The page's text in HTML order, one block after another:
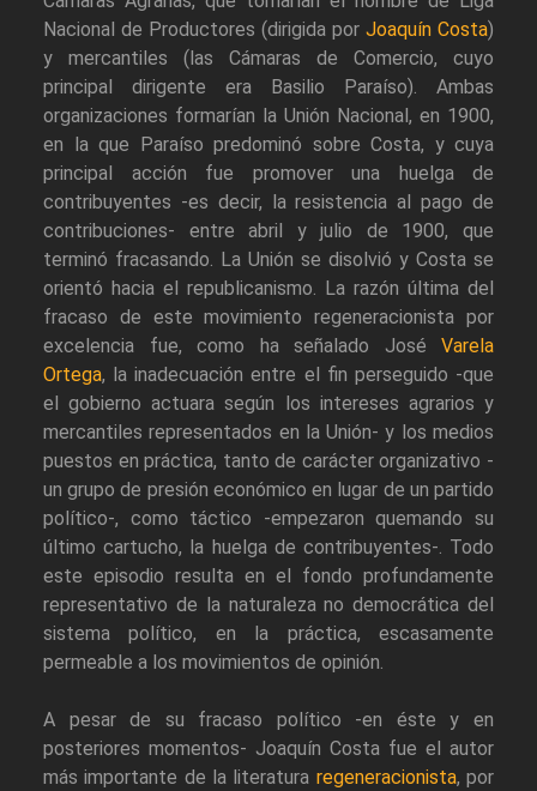
Nacional de Productores (dirigida por Joaquín Costa)
y mercantiles (las Cámaras de Comercio, cuyo
principal dirigente era Basilio Paraíso). Ambas
organizaciones formarían la Unión Nacional, en 1900,
en la que Paraíso predominó sobre Costa, y cuya
principal acción fue promover una huelga de
contribuyentes -es decir, la resistencia al pago de
contribuciones- entre abril y julio de 1900, que
terminó fracasando. La Unión se disolvió y Costa se
orientó hacia el republicanismo. La razón última del
fracaso de este movimiento regeneracionista por
excelencia fue, como ha señalado José Varela
Ortega, la inadecuación entre el fin perseguido -que
el gobierno actuara según los intereses agrarios y
mercantiles representados en la Unión- y los medios
puestos en práctica, tanto de carácter organizativo -
un grupo de presión económico en lugar de un partido
político-, como táctico -empezaron quemando su
último cartucho, la huelga de contribuyentes-. Todo
este episodio resulta en el fondo profundamente
representativo de la naturaleza no democrática del
sistema político, en la práctica, escasamente
permeable a los movimientos de opinión.
A pesar de su fracaso político -en éste y en
posteriores momentos- Joaquín Costa fue el autor
más importante de la literatura regeneracionista, por